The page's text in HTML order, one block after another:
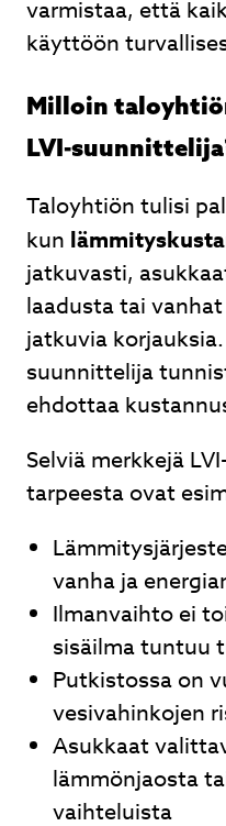
varmistaa, että
käyttöön
Milloin
LVI-
Taloyhtiön tulisi
kun
jatkuvasti,
laadusta tai
jatkuvia
suunnittelija
ehdottaa
Selviä merkkejä
tarpeesta ovat
vanha ja
Ilmanvaihto ei
sisäilma tuntuu
Putkistossa on
vesivahinkojen
Asukkaat
lämmönjaosta
vaihteluista